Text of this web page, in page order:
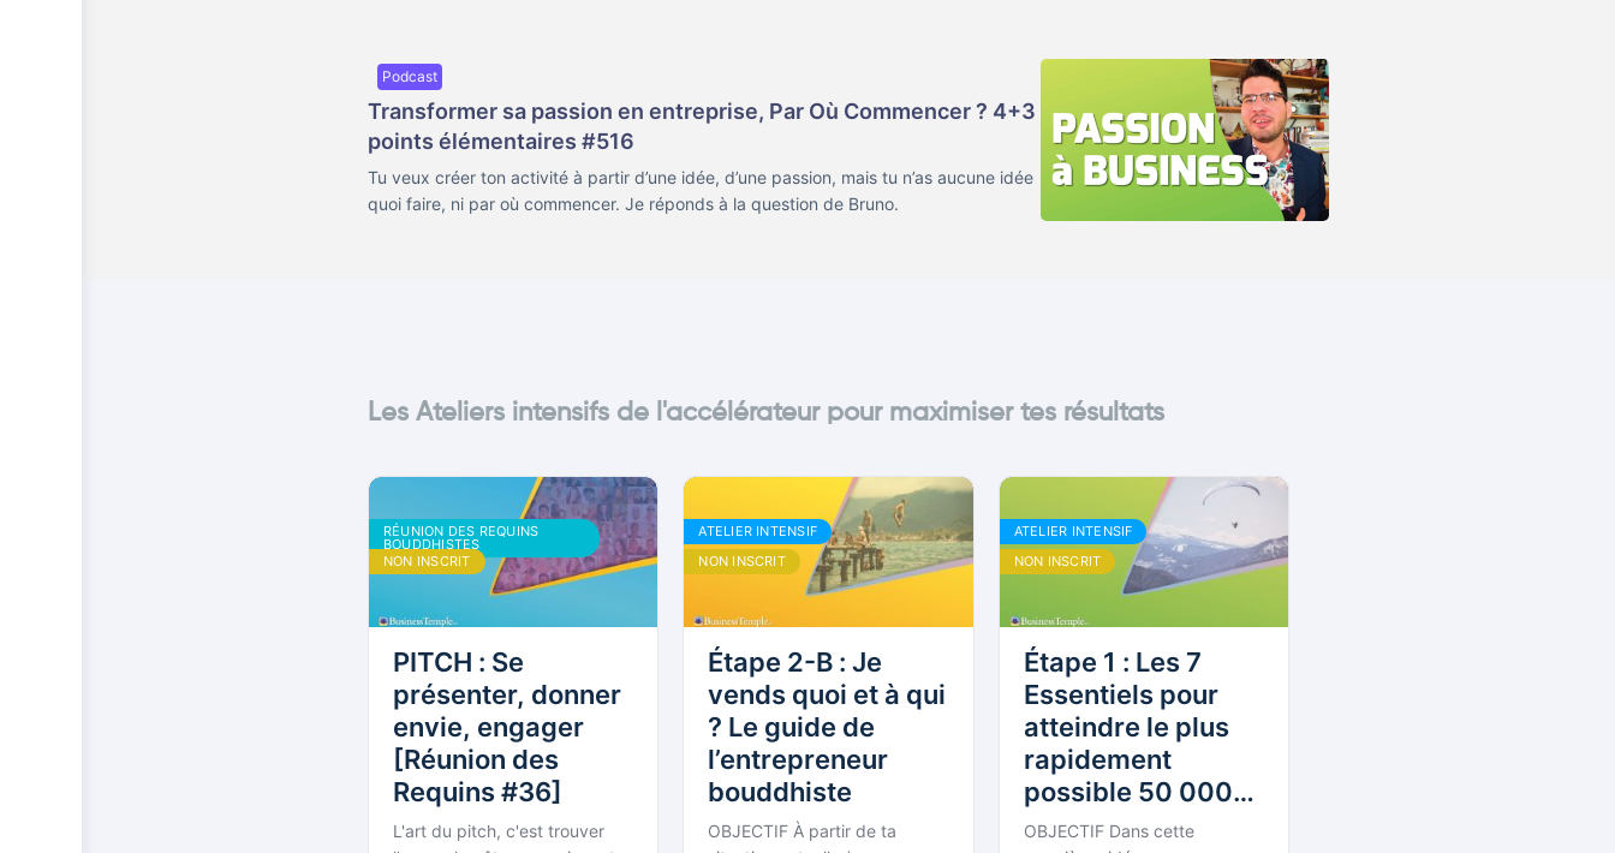
Podcast
Transformer sa passion en entreprise, Par Où Commencer ? 4+3
points élémentaires #516
Tu veux créer ton activité à partir d’une idée, d’une passion, mais tu n’as aucune idée
quoi faire, ni par où commencer. Je réponds à la question de Bruno.
Les Ateliers intensifs de l'accélérateur pour maximiser tes résultats
RÉUNION DES REQUINS
BOUDDHISTES
NON INSCRIT
PITCH : Se
présenter, donner
envie, engager
[Réunion des
Requins #36]
L'art du pitch, c'est trouver
ATELIER INTENSIF
NON INSCRIT
Étape 2-B : Je
vends quoi et à qui
? Le guide de
l’entrepreneur
bouddhiste
OBJECTIF À partir de ta
ATELIER INTENSIF
NON INSCRIT
Étape 1 : Les 7
Essentiels pour
atteindre le plus
rapidement
possible 50 000€
de CA annuel
OBJECTIF Dans cette